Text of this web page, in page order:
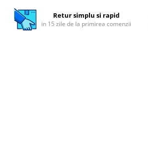
Retur simplu si rapid
in 15 zile de la primirea comenzii